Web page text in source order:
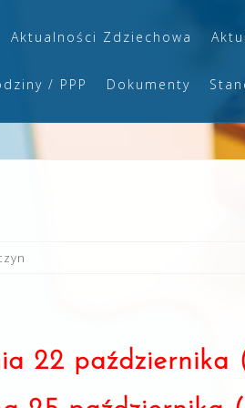
Aktualności Zdziechowa
/ PPP Dokumenty
22 października